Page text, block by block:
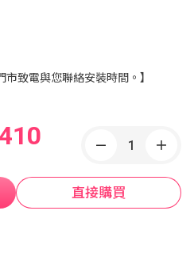
市致電與您聯絡安裝時間。】
直接購買